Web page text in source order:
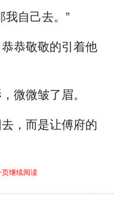
我自己去。”
恭敬敬的引着他
微微皱了眉。
，而是让傅府的
继续阅读